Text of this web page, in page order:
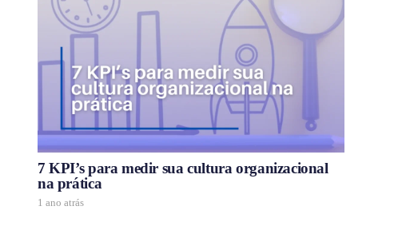
7 KPI’s para medir sua cultura organizacional
na prática
1 ano atrás